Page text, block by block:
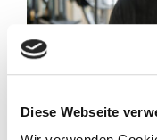
Diese Webseite